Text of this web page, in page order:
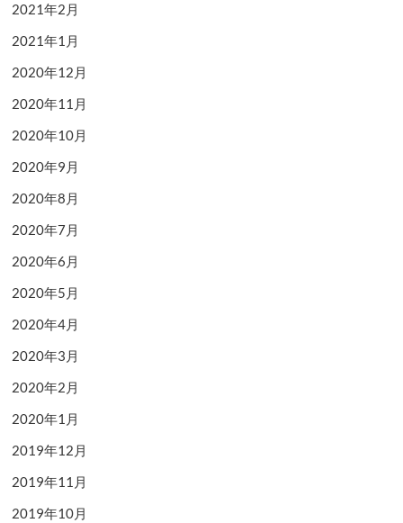
2021年2月
2021年1月
2020年12月
2020年11月
2020年10月
2020年9月
2020年8月
2020年7月
2020年6月
2020年5月
2020年4月
2020年3月
2020年2月
2020年1月
2019年12月
2019年11月
2019年10月